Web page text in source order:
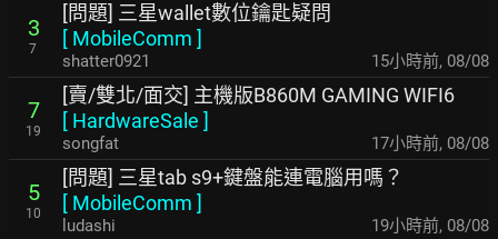
3
7
[問題] 三星wallet數位鑰匙疑問
[ MobileComm ]
shatter0921 15小時前, 08/08
7
19
[賣/雙北/面交] 主機版B860M GAMING WIFI6
[ HardwareSale ]
songfat 17小時前, 08/08
5
10
[問題] 三星tab s9+鍵盤能連電腦用嗎？
[ MobileComm ]
ludashi 19小時前, 08/08